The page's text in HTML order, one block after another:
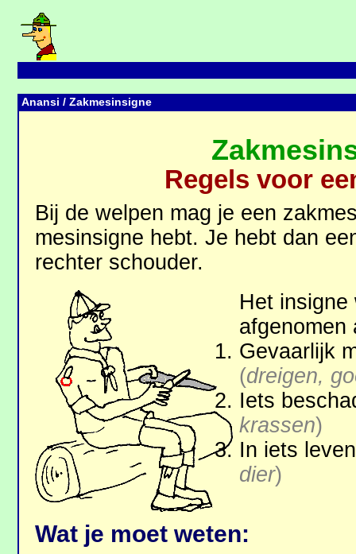
Anansi / Zakmesinsigne
Regels voor
Bij de welpen mag je een
mesinsig­ne hebt. Je hebt dan
rechter schouder.
Het insigne
afgenomen
Gevaarlijk
(dreigen,
Iets
krassen)
In iets
dier)
Wat je moet weten: